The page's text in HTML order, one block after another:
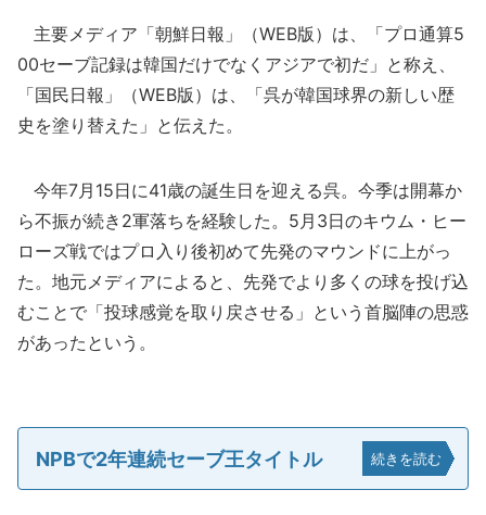
主要メディア「朝鮮日報」（WEB版）は、「プロ通算5
00セーブ記録は韓国だけでなくアジアで初だ」と称え、
「国民日報」（WEB版）は、「呉が韓国球界の新しい歴
史を塗り替えた」と伝えた。
今年7月15日に41歳の誕生日を迎える呉。今季は開幕か
ら不振が続き2軍落ちを経験した。5月3日のキウム・ヒー
ローズ戦ではプロ入り後初めて先発のマウンドに上がっ
た。地元メディアによると、先発でより多くの球を投げ込
むことで「投球感覚を取り戻させる」という首脳陣の思惑
があったという。
NPBで2年連続セーブ王タイトル 続きを読む